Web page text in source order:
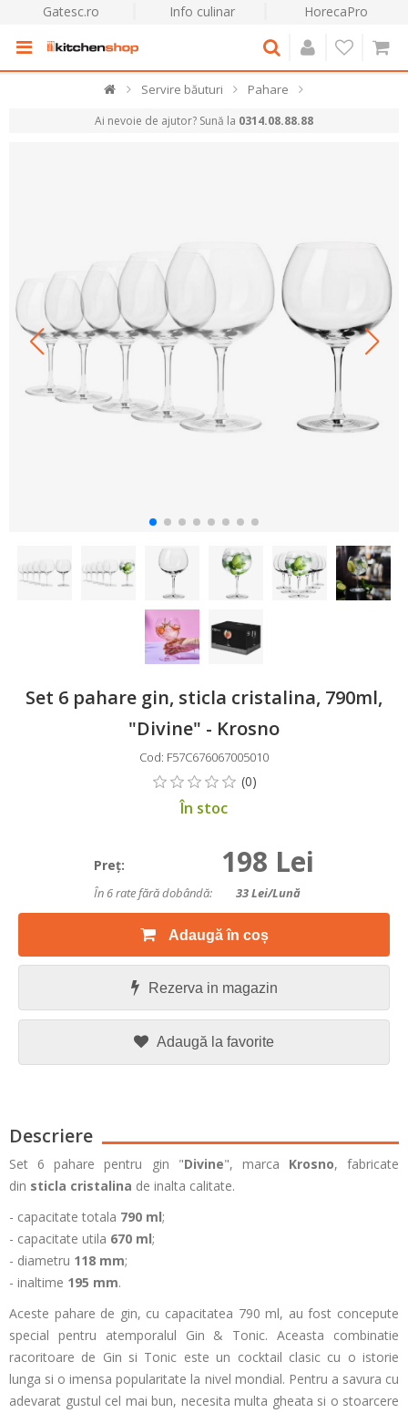
Gatesc.ro Info culinar HorecaPro
Servire băuturi Pahare
Ai nevoie de ajutor? Sună la 0314.08.88.88
Set 6 pahare gin, sticla cristalina, 790ml,
"Divine" - Krosno
Cod: F57C676067005010
În stoc
Preţ: 198 Lei
În 6 rate fără dobândă: 33Lei/lună
Adaugă în coș
Rezerva in magazin
Adaugă la favorite
Descriere
Set 6 pahare pentru gin "Divine", marca Krosno, fabricate
din sticla cristalina de inalta calitate.
- capacitate totala 790 ml;
- capacitate utila 670 ml;
- diametru 118 mm;
- inaltime 195 mm.
Aceste pahare de gin, cu capacitatea 790 ml, au fost concepute
special pentru atemporalul Gin & Tonic. Aceasta combinatie
racoritoare de Gin si Tonic este un cocktail clasic cu o istorie
lunga si o imensa popularitate la nivel mondial. Pentru a savura cu
adevarat gustul cel mai bun, necesita multa gheata si o stoarcere